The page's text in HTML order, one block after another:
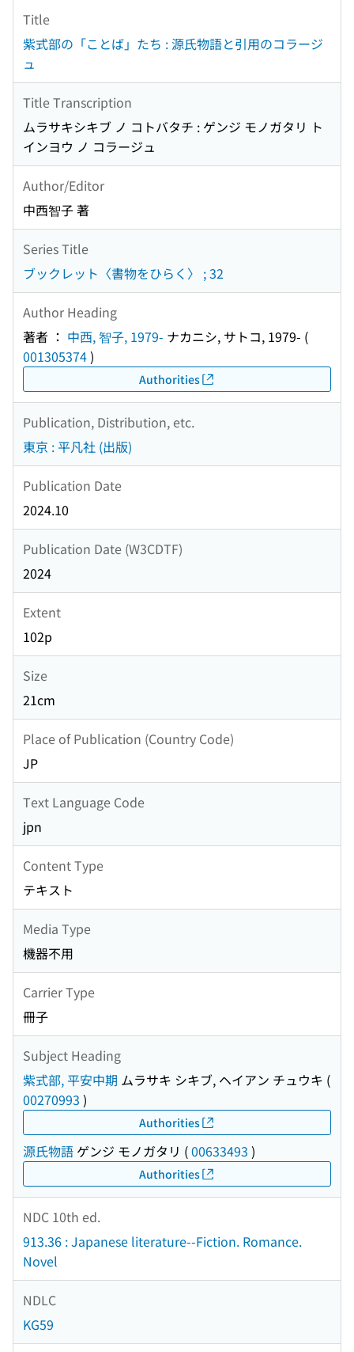
Title
紫式部の「ことば」たち : 源氏物語と引用のコラージ
ュ
Title Transcription
ムラサキシキブ ノ コトバタチ : ゲンジ モノガタリ ト
インヨウ ノ コラージュ
Author/Editor
中西智子 著
Series Title
ブックレット〈書物をひらく〉 ; 32
Author Heading
著者 ： 中西, 智子, 1979- ナカニシ, サトコ, 1979- (
001305374)
Authorities
Publication, Distribution, etc.
東京 : 平凡社 (出版)
Publication Date
2024.10
Publication Date (W3CDTF)
2024
Extent
102p
Size
21cm
Place of Publication (Country Code)
JP
Text Language Code
jpn
Content Type
テキスト
Media Type
機器不用
Carrier Type
冊子
Subject Heading
紫式部, 平安中期 ムラサキ シキブ, ヘイアン チュウキ (
00270993 )
Authorities
源氏物語 ゲンジ モノガタリ (00633493 )
Authorities
NDC 10th ed.
913.36 : Japanese literature--Fiction. Romance.
Novel
NDLC
KG59